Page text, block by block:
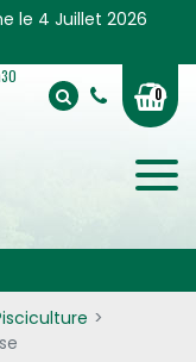
le 4 Juillet 2026
0